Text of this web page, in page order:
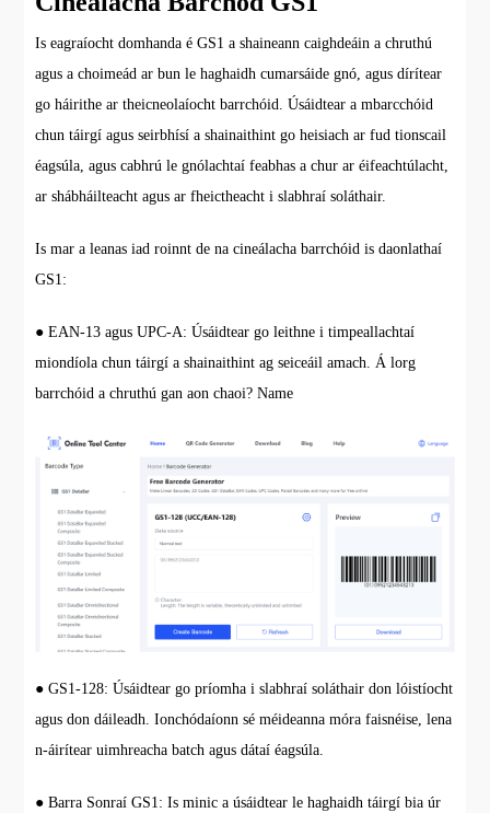
Is eagraíocht domhanda é GS1 a shaineann caighdeáin a chruthú
agus a choimeád ar bun le haghaidh cumarsáide gnó, agus dírítear
go háirithe ar theicneolaíocht barrchóid. Úsáidtear a mbarcchóid
chun táirgí agus seirbhísí a shainaithint go heisiach ar fud tionscail
éagsúla, agus cabhrú le gnólachtaí feabhas a chur ar éifeachtúlacht,
ar shábháilteacht agus ar fheictheacht i slabhraí soláthair.
Is mar a leanas iad roinnt de na cineálacha barrchóid is daonlathaí
GS1:
● EAN-13 agus UPC-A: Úsáidtear go leithne i timpeallachtaí
miondíola chun táirgí a shainaithint ag seiceáil amach. Á lorg
barrchóid a chruthú gan aon chaoi? Name
● GS1-128: Úsáidtear go príomha i slabhraí soláthair don lóistíocht
agus don dáileadh. Ionchódaíonn sé méideanna móra faisnéise, lena
n-áirítear uimhreacha batch agus dátaí éagsúla.
● Barra Sonraí GS1: Is minic a úsáidtear le haghaidh táirgí bia úr